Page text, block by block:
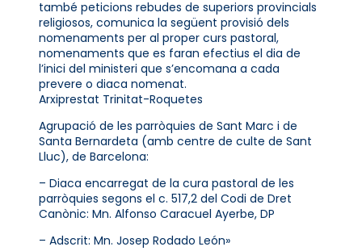
també peticions rebudes de superiors provincials
religiosos, comunica la següent provisió dels
nomenaments per al proper curs pastoral,
nomenaments que es faran efectius el dia de
l’inici del ministeri que s’encomana a cada
prevere o diaca nomenat.
Arxiprestat Trinitat-Roquetes
Agrupació de les parròquies de Sant Marc i de
Santa Bernardeta (amb centre de culte de Sant
Lluc), de Barcelona:
– Diaca encarregat de la cura pastoral de les
parròquies segons el c. 517,2 del Codi de Dret
Canònic: Mn. Alfonso Caracuel Ayerbe, DP
– Adscrit: Mn. Josep Rodado León»